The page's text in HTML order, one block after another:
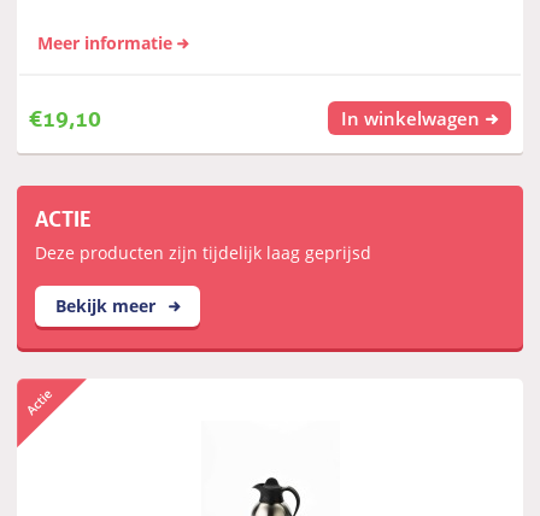
Meer informatie
€19,10 In winkelwagen
ACTIE
Deze producten zijn tijdelijk laag geprijsd
Bekijk meer